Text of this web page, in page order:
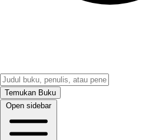
Temukan Buku
Open sidebar